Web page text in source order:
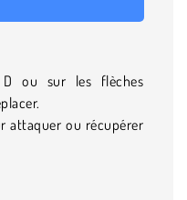
D ou sur les flèches
attaquer ou récupérer